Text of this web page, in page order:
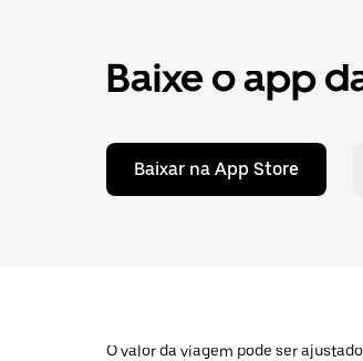
Baixe o app
Baixar na App Store
O valor da viagem pode ser